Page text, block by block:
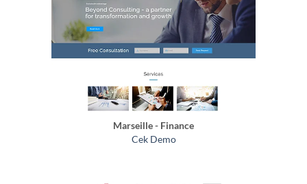
Marseille - Finance
Cek Demo